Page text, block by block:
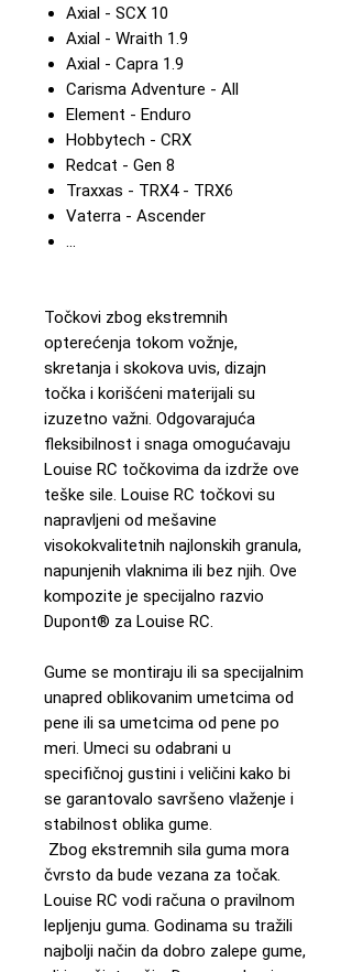
Axial - SCX 10
Axial - Wraith 1.9
Axial - Capra 1.9
Carisma Adventure - All
Element - Enduro
Hobbytech - CRX
Redcat - Gen 8
Traxxas - TRX4 - TRX6
Vaterra - Ascender
...
Točkovi zbog ekstremnih
opterećenja tokom vožnje,
skretanja i skokova uvis, dizajn
točka i korišćeni materijali su
izuzetno važni. Odgovarajuća
fleksibilnost i snaga omogućavaju
Louise RC točkovima da izdrže ove
teške sile. Louise RC točkovi su
napravljeni od mešavine
visokokvalitetnih najlonskih granula,
napunjenih vlaknima ili bez njih. Ove
kompozite je specijalno razvio
Dupont® za Louise RC.
Gume se montiraju ili sa specijalnim
unapred oblikovanim umetcima od
pene ili sa umetcima od pene po
meri. Umeci su odabrani u
specifičnoj gustini i veličini kako bi
se garantovalo savršeno vlaženje i
stabilnost oblika gume.
Zbog ekstremnih sila guma mora
čvrsto da bude vezana za točak.
Louise RC vodi računa o pravilnom
lepljenju guma. Godinama su tražili
najbolji način da dobro zalepe gume,